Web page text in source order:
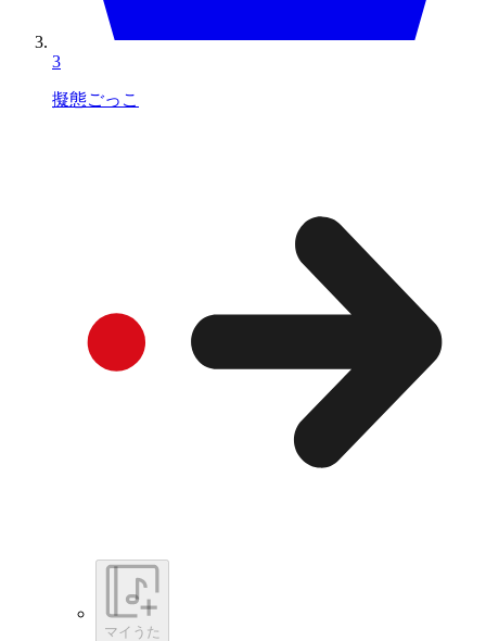
3
擬態ごっこ
マイうた